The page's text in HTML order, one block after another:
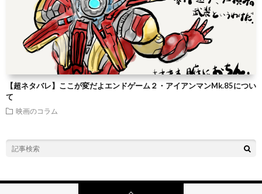
【超ネタバレ】ここが変だよエンドゲーム２・アイアンマンMk.85につい
て
映画のコラム